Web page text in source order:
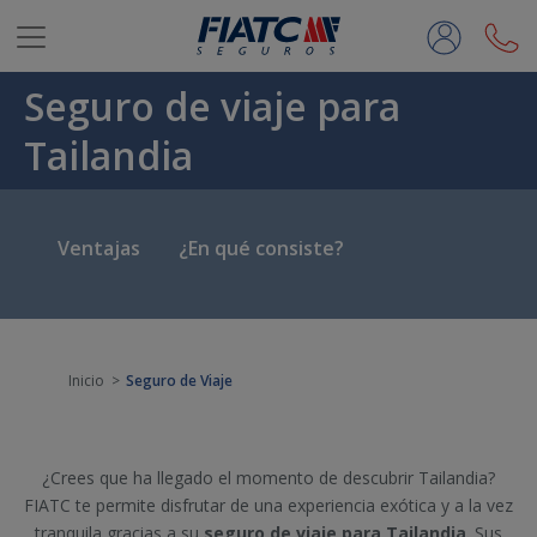
Saltar al contenido principal
Seguro de viaje para
Tailandia
Ventajas ¿En qué consiste?
Inicio Seguro de Viaje
¿Crees que ha llegado el momento de descubrir Tailandia?
FIATC te permite disfrutar de una experiencia exótica y a la vez